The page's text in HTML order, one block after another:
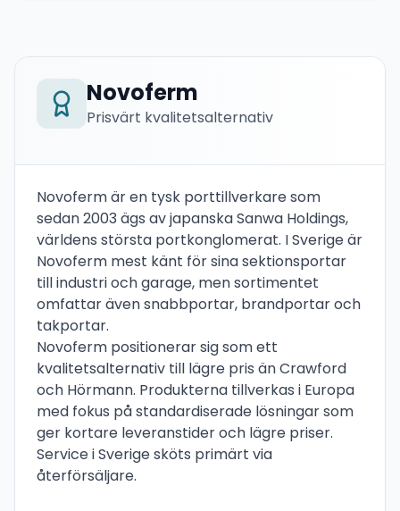
Novoferm
Prisvärt kvalitetsalternativ
Novoferm är en tysk porttillverkare som
sedan 2003 ägs av japanska Sanwa Holdings,
världens största portkonglomerat. I Sverige är
Novoferm mest känt för sina sektionsportar
till industri och garage, men sortimentet
omfattar även snabbportar, brandportar och
takportar.
Novoferm positionerar sig som ett
kvalitetsalternativ till lägre pris än Crawford
och Hörmann. Produkterna tillverkas i Europa
med fokus på standardiserade lösningar som
ger kortare leveranstider och lägre priser.
Service i Sverige sköts primärt via
återförsäljare.